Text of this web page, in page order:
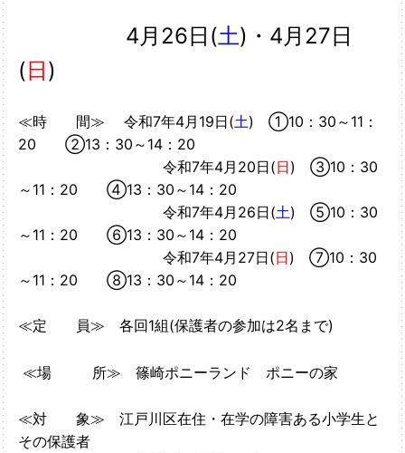
4月26日(土)・ 4月27日
(日)
≪時 間≫ 令和7年4月19日(土) ➀10：30～11：
20 ②13：30～14：20
令和7年4月20日(日) ③10：30
～11：20 ④13：30～14：20
令和7年4月26日(土) ⑤10：30
～11：20 ⑥13：30～14：20
令和7年4月27日(日) ⑦10：30
～11：20 ⑧13：30～14：20
≪定 員≫ 各回1組(保護者の参加は2名まで)
≪場 所≫ 篠崎ポニーランド ポニーの家
≪対 象≫ 江戸川区在住・在学の障害ある小学生と
その保護者